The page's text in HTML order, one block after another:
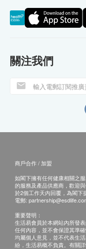
關注我們
商戶合作 / 加盟
如閣下擁有任何健康相關之
的服務及產品供應商，歡迎
於2個工作天內回覆，為閣下
電郵:
重要聲明：
生活易會員於本網站內所發
任何內容，並不會保證其準
均屬個人意見，並不代表生
紛，生活易概不負責。有關